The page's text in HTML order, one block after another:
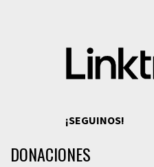
¡SEGUINOS!
DONACIONES